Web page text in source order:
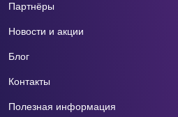
Партнёры
Новости и акции
Блог
Контакты
Полезная информация